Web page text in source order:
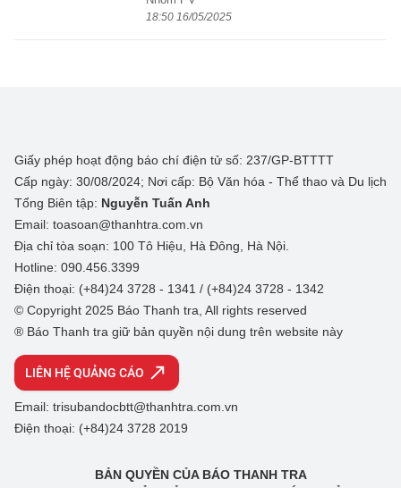
18:50 16/05/2025
Giấy phép hoạt động báo chí điện tử số: 237/GP-BTTTT
Cấp ngày: 30/08/2024; Nơi cấp: Bộ Văn hóa - Thể thao và Du lịch
Tổng Biên tập: Nguyễn Tuấn Anh
Email: toasoan@thanhtra.com.vn
Địa chỉ tòa soạn: 100 Tô Hiệu, Hà Đông, Hà Nội.
Hotline: 090.456.3399
Điện thoại: (+84)24 3728 - 1341 / (+84)24 3728 - 1342
© Copyright 2025 Báo Thanh tra, All rights reserved
® Báo Thanh tra giữ bản quyền nội dung trên website này
LIÊN HỆ QUẢNG CÁO
Email: trisubandocbtt@thanhtra.com.vn
Điện thoại: (+84)24 3728 2019
BẢN QUYỀN CỦA BÁO THANH TRA